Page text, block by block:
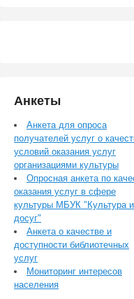
Анкеты
Анкета для опроса
получателей услуг о
условий оказания услуг
организациями культуры
Опросная анкета по
оказания услуг в сфере
культуры МБУК "Культура и
досуг"
Анкета о качестве и
доступности библиотечных
услуг
Мониторинг интересов
населения